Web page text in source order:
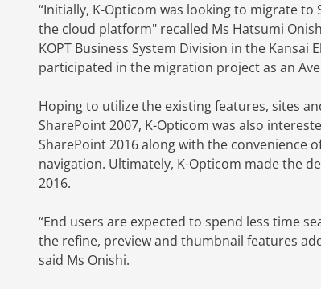
“Initially, K-Opticom was looking to migrate to
the cloud platform" recalled Ms Hatsumi
KOPT Business System Division in the Kansai
participated in the migration project as an
Hoping to utilize the existing features, sites
SharePoint 2007, K-Opticom was also
SharePoint 2016 along with the convenience
navigation. Ultimately, K-Opticom made the
2016.
“End users are expected to spend less time
the refine, preview and thumbnail features
said Ms Onishi.